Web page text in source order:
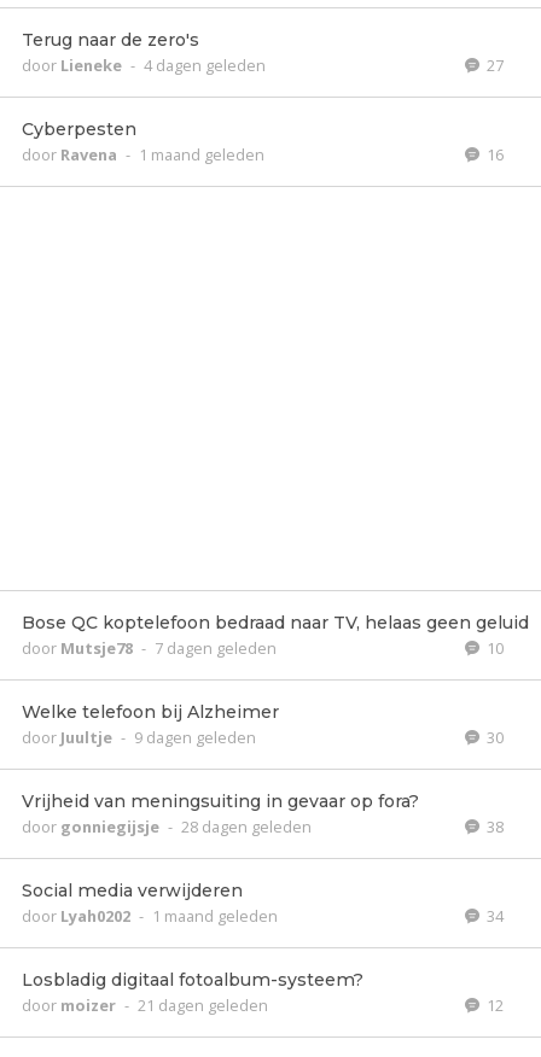
Terug naar de zero's
door Lieneke - 4 dagen geleden 27
Cyberpesten
door Ravena - 1 maand geleden 16
Bose QC koptelefoon bedraad naar TV, helaas geen geluid
door Mutsje78 - 7 dagen geleden 10
Welke telefoon bij Alzheimer
door Juultje - 9 dagen geleden 30
Vrijheid van meningsuiting in gevaar op fora?
door gonniegijsje - 28 dagen geleden 38
Social media verwijderen
door Lyah0202 - 1 maand geleden 34
Losbladig digitaal fotoalbum-systeem?
door moizer - 21 dagen geleden 12